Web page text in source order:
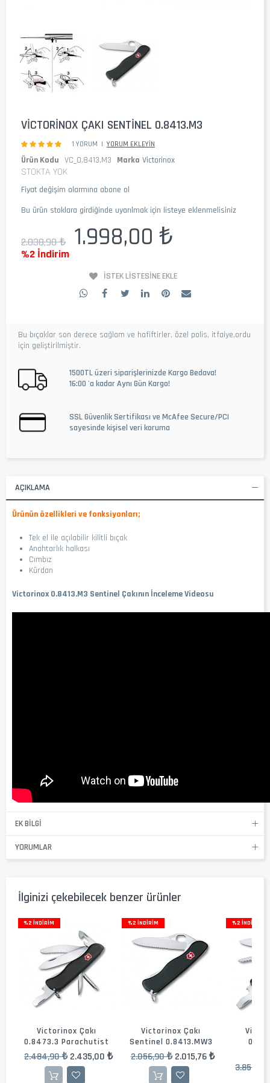
VICTORINOX ÇAKI SENTINEL 0.8413.M3
1 YORUM | YORUM EKLEYIN
Ürün Kodu VC_0.8413.M3 Marka Victorinox
STOKTA YOK
Fiyat değişim alarmına abone ol
Bu ürün stoklara girdiğinde uyarılmak için listeye eklenmelisiniz
2.038,90 ₺ 1.998,00 ₺
%2 İndirim
İSTEK LISTESINE EKLE
Bu bıçaklar son derece sağlam ve hafiftirler, özel polis, itfaiye,ordu
için geliştirilmiştir.
1500TL üzeri siparişlerinizde Kargo Bedava!
16:00 'a kadar Aynı Gün Kargo!
SSL Güvenlik Sertifikası ve McAfee Secure/PCI
sayesinde kişisel veri koruma
AÇIKLAMA
Ürünün özellikleri ve fonksiyonları;
Tek el ile açılabilir kilitli bıçak
Anahtarlık halkası
Cımbız
Kürdan
Victorinox 0.8413.M3 Sentinel Çakının İnceleme Videosu
EK BILGI
YORUMLAR
İlginizi çekebilecek benzer ürünler
%2 İNDIRIM
Victorinox Çakı
0.8473.3 Parachutist
2.484,90 ₺ 2.435,00 ₺
%2 İNDIRIM
Victorinox Çakı
Sentinel 0.8413.MW3
2.056,90 ₺ 2.015,76 ₺
%2 İNDIRIM